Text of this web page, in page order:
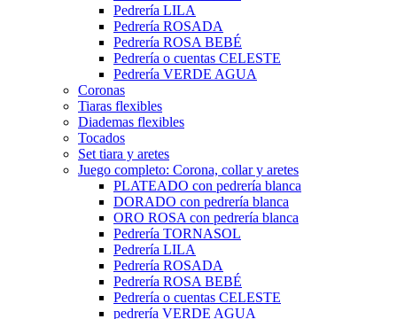
Pedrería LILA
Pedrería ROSADA
Pedrería ROSA BEBÉ
Pedrería o cuentas CELESTE
Pedrería VERDE AGUA
Coronas
Tiaras flexibles
Diademas flexibles
Tocados
Set tiara y aretes
Juego completo: Corona, collar y aretes
PLATEADO con pedrería blanca
DORADO con pedrería blanca
ORO ROSA con pedrería blanca
Pedrería TORNASOL
Pedrería LILA
Pedrería ROSADA
Pedrería ROSA BEBÉ
Pedrería o cuentas CELESTE
pedrería VERDE AGUA